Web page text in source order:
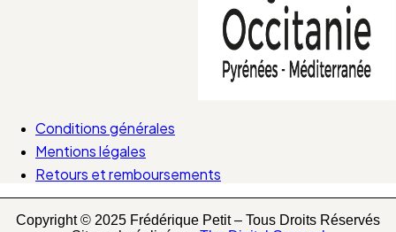
Conditions générales
Mentions légales
Retours et remboursements
Copyright © 2025 Frédérique Petit – Tous Droits Réservés